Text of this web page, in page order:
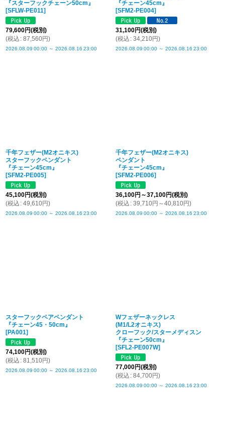
『スターフックチェーン50cm』
[SFLW-PE011]
79,600円(税別)
(税込 : 87,560円)
2026.08.09 00:00 ～ 2026.08.16 23:00
『チェーン45cm』
[SFM2-PE004]
31,100円(税別)
(税込 : 34,210円)
2026.08.09 00:00 ～ 2026.08.16 23:00
千年フェザー(M2オニキス)
スターフックペンダント
『チェーン45cm』
[SFM2-PE005]
45,100円(税別)
(税込 : 49,610円)
2026.08.09 00:00 ～ 2026.08.16 23:00
千年フェザー(M2オニキス)
ペンダント
『チェーン45cm』
[SFM2-PE006]
36,100円 ～37,100円(税別)
(税込 : 39,710円 ～40,810円)
2026.08.09 00:00 ～ 2026.08.16 23:00
スターフックペアペンダント
『チェーン45・50cm』
[PA001]
74,100円(税別)
(税込 : 81,510円)
2026.08.09 00:00 ～ 2026.08.16 23:00
Wフェザーネックレス
(M1/L2オニキス)
クローフック/スターメディスン
『チェーン50cm』
[SFL2-PE007W]
77,000円(税別)
(税込 : 84,700円)
2026.08.09 00:00 ～ 2026.08.16 23:00